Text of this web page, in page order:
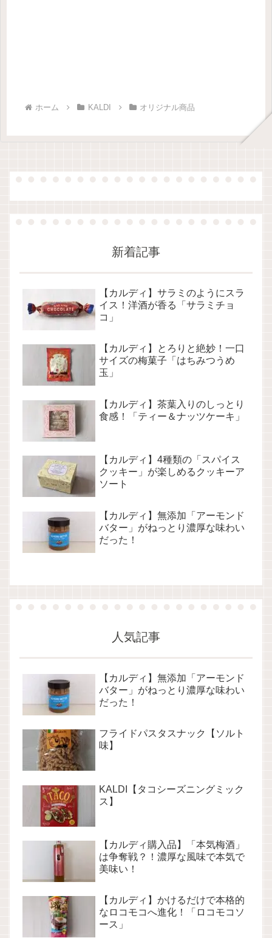
ホーム KALDI オリジナル商品
新着記事
【カルディ】サラミのようにスラ
イス！洋酒が香る「サラミチョ
コ」
【カルディ】とろりと絶妙！一口
サイズの梅菓子「はちみつうめ
玉」
【カルディ】茶葉入りのしっとり
食感！「ティー＆ナッツケーキ」
【カルディ】4種類の「スパイス
クッキー」が楽しめるクッキーア
ソート
【カルディ】無添加「アーモンド
バター」がねっとり濃厚な味わい
だった！
人気記事
【カルディ】無添加「アーモンド
バター」がねっとり濃厚な味わい
だった！
フライドパスタスナック【ソルト
味】
KALDI【タコシーズニングミック
ス】
【カルディ購入品】「本気梅酒」
は争奪戦？！濃厚な風味で本気で
美味い！
【カルディ】かけるだけで本格的
なロコモコへ進化！「ロコモコソ
ース」